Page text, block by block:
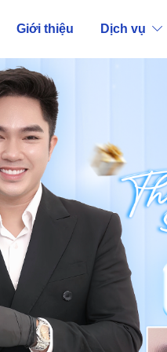
Giới thiệu Dịch vụ
Chuyên